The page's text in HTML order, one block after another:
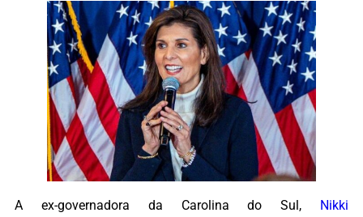
A ex-governadora da Carolina do Sul, Nikki